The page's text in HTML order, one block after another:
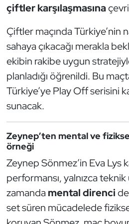
çiftler karşılaşmasına
Çiftler maçında Türkiye’nin
sahaya çıkacağı merakla
ekibin rakibe uygun
planladığı öğrenildi. Bu
Türkiye’ye Play Off serisini
sunacak.
Zeynep’ten mental ve fiziksel
örneği
Zeynep Sönmez’in Eva Lys
performansı, yalnızca
zamanda mental direnci
set süren mücadelede
Kempo
Kick Boks
Kürek
Masa Tenisi
Modern Pentatlon
Motor Sporları
Muay Thai
Okçuluk
Optimist